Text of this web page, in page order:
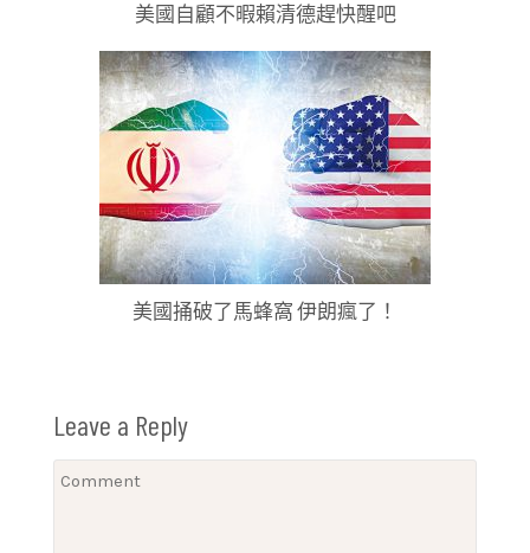
美國自顧不暇賴清德趕快醒吧
美國捅破了馬蜂窩 伊朗瘋了！
Leave a Reply